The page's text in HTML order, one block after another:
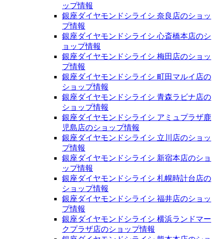
ップ情報
銀座ダイヤモンドシライシ 奈良店のショッ
プ情報
銀座ダイヤモンドシライシ 心斎橋本店のシ
ョップ情報
銀座ダイヤモンドシライシ 梅田店のショッ
プ情報
銀座ダイヤモンドシライシ 町田マルイ店の
ショップ情報
銀座ダイヤモンドシライシ 青森ラビナ店の
ショップ情報
銀座ダイヤモンドシライシ アミュプラザ鹿
児島店のショップ情報
銀座ダイヤモンドシライシ 立川店のショッ
プ情報
銀座ダイヤモンドシライシ 新宿本店のショ
ップ情報
銀座ダイヤモンドシライシ 札幌時計台店の
ショップ情報
銀座ダイヤモンドシライシ 福井店のショッ
プ情報
銀座ダイヤモンドシライシ 横浜ランドマー
クプラザ店のショップ情報